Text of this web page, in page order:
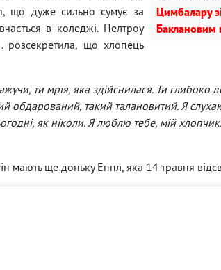
Цимбалару
Баклановим
що дуже сильно сумує за
в коледжі. Пелтроу
що хлопець
ти мрія, яка здійснилася. Ти глибоко
обдарований, такий талановитий. Я
як ніколи. Я люблю тебе, мій
мають ще доньку Еппл, яка 14 травня